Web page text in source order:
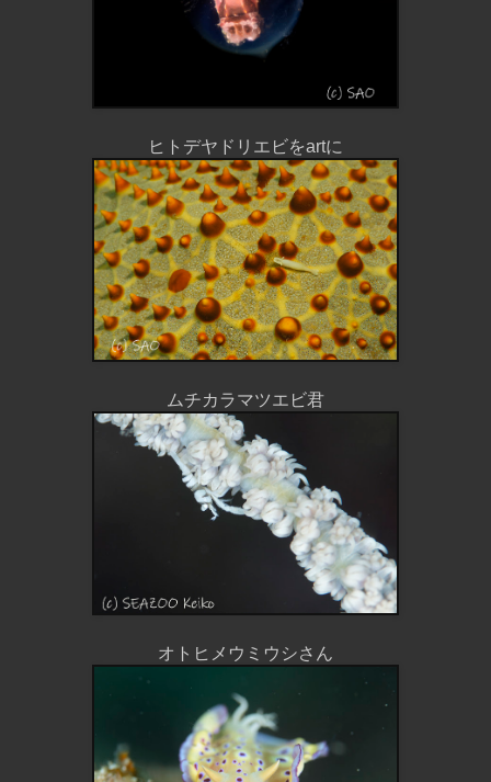
ヒトデヤドリエビをartに
ムチカラマツエビ君
オトヒメウミウシさん